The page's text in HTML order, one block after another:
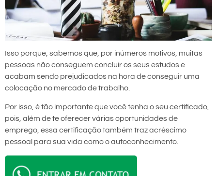
Isso porque, sabemos que, por inúmeros motivos, muitas
pessoas não conseguem concluir os seus estudos e
acabam sendo prejudicados na hora de conseguir uma
colocação no mercado de trabalho.
Por isso, é tão importante que você tenha o seu certificado,
pois, além de te oferecer várias oportunidades de
emprego, essa certificação também traz acréscimo
pessoal para sua vida como o autoconhecimento.